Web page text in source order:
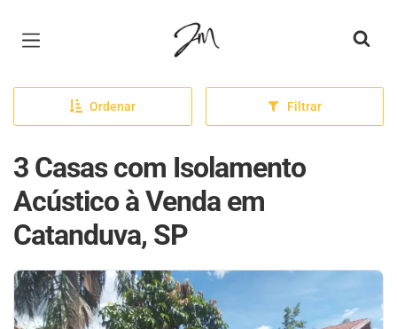
Página inicial
Ordenar Filtrar
3 Casas com Isolamento
Acústico à Venda em
Catanduva, SP